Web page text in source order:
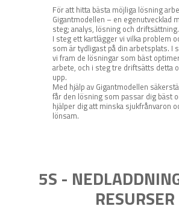
För att hitta bästa möjliga lösning
Gigantmodellen – en egenutvecklad
steg; analys, lösning och driftsättning.
I steg ett kartlägger vi vilka problem
som är tydligast på din arbetsplats. I
vi fram de lösningar som bäst
arbete, och i steg tre driftsätts detta
upp.
Med hjälp av Gigantmodellen
får den lösning som passar dig bäst
hjälper dig att minska sjukfrånvaron
lönsam.
5S -
RESURSER